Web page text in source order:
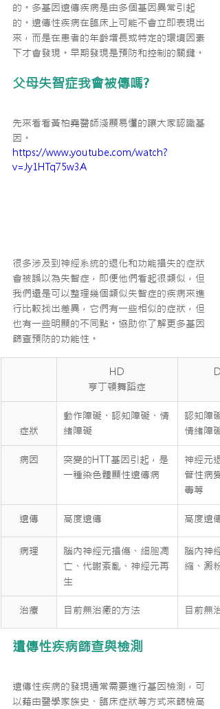
的。多基因遺傳疾病是由多個基因異常引起
的。遺傳性疾病在臨床上可能不會立即表現出
來，而是在患者的年齡增長或特定的環境因素
下才會發現。早期發現是預防和控制的關鍵。
父母失智症我會被傳嗎?
先來看看黃柏堯醫師淺顯易懂的讓大家認識基
因。
https://www.youtube.com/watch?
v=Jy1HTq75w3A
很多涉及到神經系統的退化和功能損失的症狀
會被誤以為失智症，即便他們看起很類似，但
我們還是可以整理幾個類似失智症的疾病來進
行比較找出差異，它們有一些相似的症狀，但
也有一些明顯的不同點。協助你了解更多基因
篩查預防的功能性。
HD
亨丁頓舞蹈症
症狀
動作障礙、認知障礙、情
緒障礙
認知障
情緒障礙
病因
突變的HTT基因引起，是
一種染色體顯性遺傳病
神經元
管性病
毒等
遺傳 ​高度遺傳 ​高度遺傳
病理
腦內神經元損傷、細胞凋
亡、代謝紊亂、神經元再
生
腦內神
縮、澱
治療 目前無治癒的方法 目前無
遺傳性疾病篩查與檢測
遺傳性疾病的發現通常需要進行基因檢測，可
以藉由醫學家族史、臨床症狀等方式來篩檢高